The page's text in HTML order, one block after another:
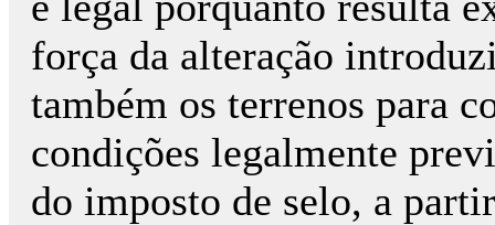
força da alteração
também os terrenos para
condições legalmente
do imposto de selo, a